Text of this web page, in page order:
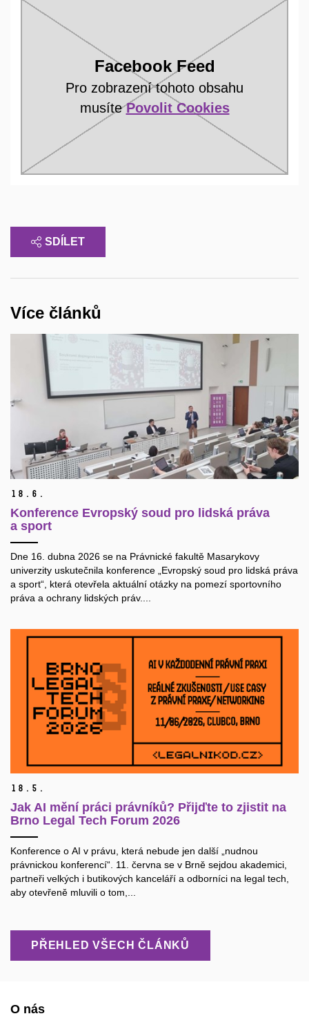
Facebook Feed
Pro zobrazení tohoto obsahu
musítePovolit Cookies
SDÍLET
Více článků
18. 6.
Konference Evropský soud pro lidská práva
a sport
Dne 16. dubna 2026 se na Právnické fakultě Masarykovy
univerzity uskutečnila konference „Evropský soud pro lidská práva
a sport“, která otevřela aktuální otázky na pomezí sportovního
práva a ochrany lidských práv....
18. 5.
Jak AI mění práci právníků? Přijďte to zjistit na
Brno Legal Tech Forum 2026
Konference o AI v právu, která nebude jen další „nudnou
právnickou konferencí“. 11. června se v Brně sejdou akademici,
partneři velkých i butikových kanceláří a odborníci na legal tech,
aby otevřeně mluvili o tom,...
PŘEHLED VŠECH ČLÁNKŮ
O nás